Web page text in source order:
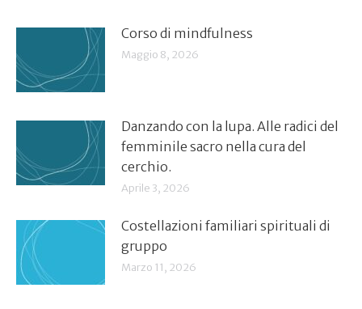
Corso di mindfulness
Maggio 8, 2026
Danzando con la lupa. Alle radici del
femminile sacro nella cura del
cerchio.
Aprile 3, 2026
Costellazioni familiari spirituali di
gruppo
Marzo 11, 2026